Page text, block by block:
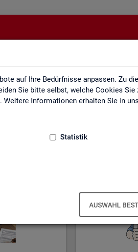
auf Ihre Bedürfnisse anpassen. Zu
Sie bitte selbst, welche Cookies
Weitere Informationen erhalten Sie in
Statistik
AUSWAHL
Leichte Sprache